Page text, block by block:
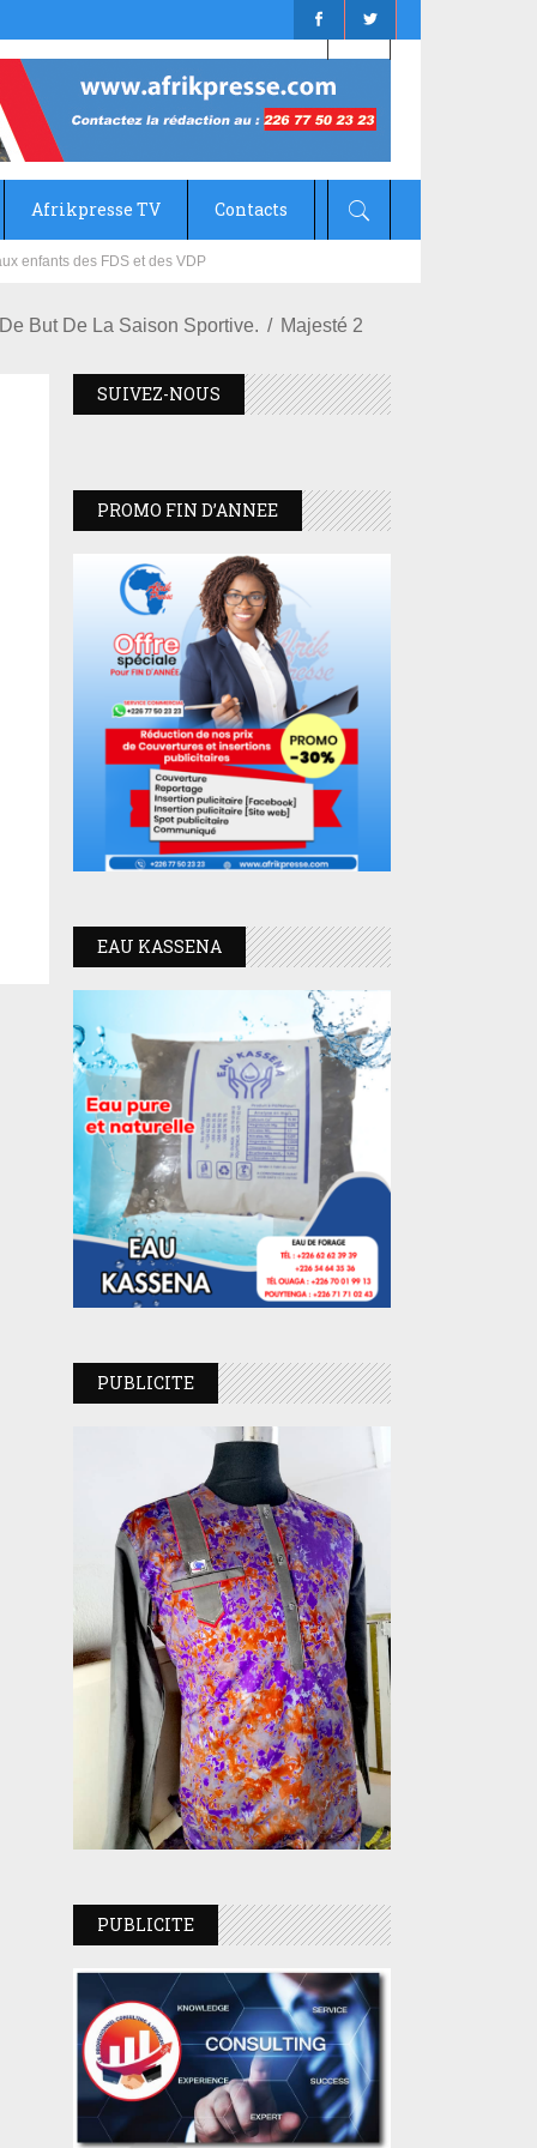
Afrikpresse TV Contacts
But De La Saison Sportive. Majesté 2
SUIVEZ-NOUS
PROMO FIN D’ANNEE
EAU KASSENA
PUBLICITE
PUBLICITE